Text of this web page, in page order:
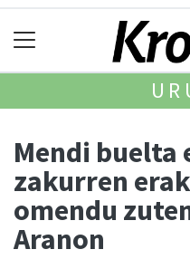
Mendi buelta
zakurren
omendu
Aranon